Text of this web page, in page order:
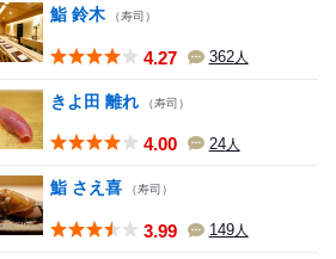
鮨 鈴木 （寿司）
4.27 362人
きよ田 離れ （寿司）
4.00 24人
鮨 さえ喜 （寿司）
3.99 149人